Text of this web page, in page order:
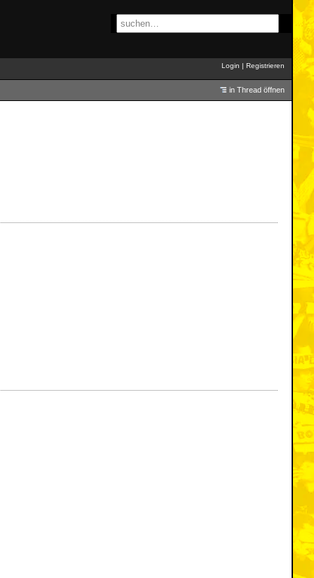
Login | Registrieren
in Thread öffnen